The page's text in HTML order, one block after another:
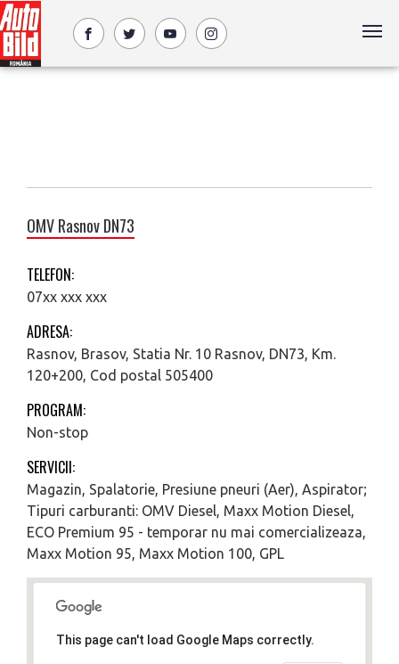
OMV Rasnov DN73
TELEFON:
07xx xxx xxx
ADRESA:
Rasnov, Brasov, Statia Nr. 10 Rasnov, DN73, Km.
120+200, Cod postal 505400
PROGRAM:
Non-stop
SERVICII:
Magazin, Spalatorie, Presiune pneuri (Aer), Aspirator;
Tipuri carburanti: OMV Diesel, Maxx Motion Diesel,
ECO Premium 95 - temporar nu mai comercializeaza,
Maxx Motion 95, Maxx Motion 100, GPL
This page can't load Google Maps correctly.